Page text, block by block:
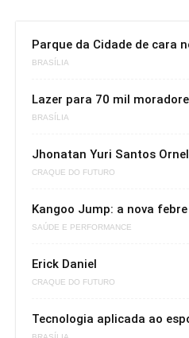
Parque da Cidade de cara
BRASÍLIA
Lazer para 70 mil
BRASÍLIA
Jhonatan Yuri Santos
CRAQUE DO FUTURO
Kangoo Jump: a nova
SAÚDE E PERFORMANCE
Erick Daniel
CRAQUE DO FUTURO
Tecnologia aplicada ao